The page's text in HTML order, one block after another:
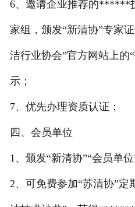
6、邀请企业推荐的******
家组，颁发“新清协”专家
洁行业协会”官方网站上的
示；
7、优先办理资质认证；
四、会员单位
1、颁发“新清协”“会员单
2、可免费参加“苏清协”定